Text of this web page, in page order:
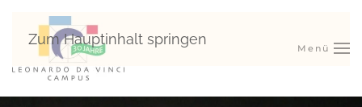
Zum Hauptinhalt springen
Menü